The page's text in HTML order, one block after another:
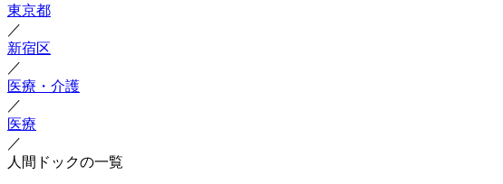
東京都
／
新宿区
／
医療・介護
／
医療
／
人間ドックの一覧